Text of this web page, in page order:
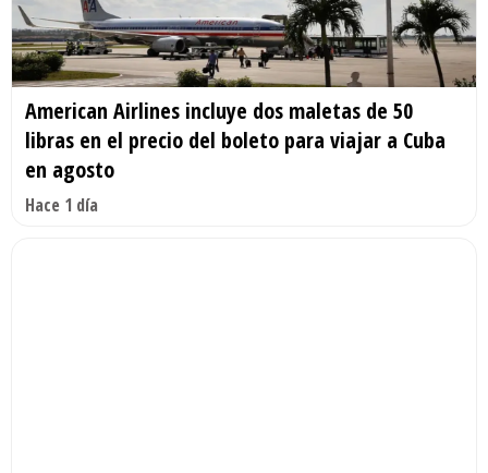
American Airlines incluye dos maletas de 50
libras en el precio del boleto para viajar a Cuba
en agosto
Hace 1 día